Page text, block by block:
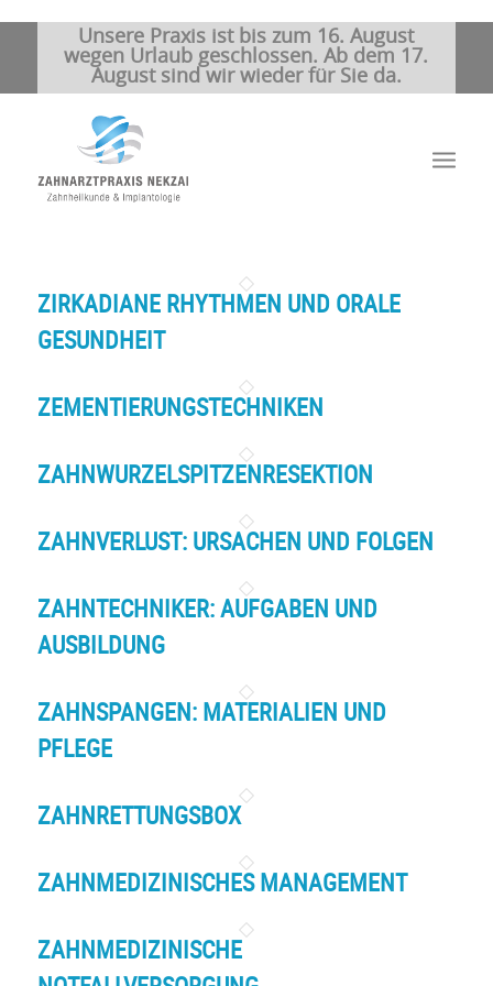
Unsere Praxis ist bis zum 16. August
wegen Urlaub geschlossen. Ab dem 17.
August sind wir wieder für Sie da.
ZIRKADIANE RHYTHMEN UND ORALE
GESUNDHEIT
ZEMENTIERUNGSTECHNIKEN
ZAHNWURZELSPITZENRESEKTION
ZAHNVERLUST: URSACHEN UND FOLGEN
ZAHNTECHNIKER: AUFGABEN UND
AUSBILDUNG
ZAHNSPANGEN: MATERIALIEN UND
PFLEGE
ZAHNRETTUNGSBOX
ZAHNMEDIZINISCHES MANAGEMENT
ZAHNMEDIZINISCHE